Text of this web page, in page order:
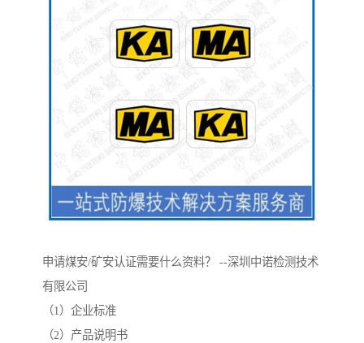
申请煤安/矿安认证需要什么资料？ --深圳中诺检测技术
有限公司
（1）企业标准
（2）产品说明书